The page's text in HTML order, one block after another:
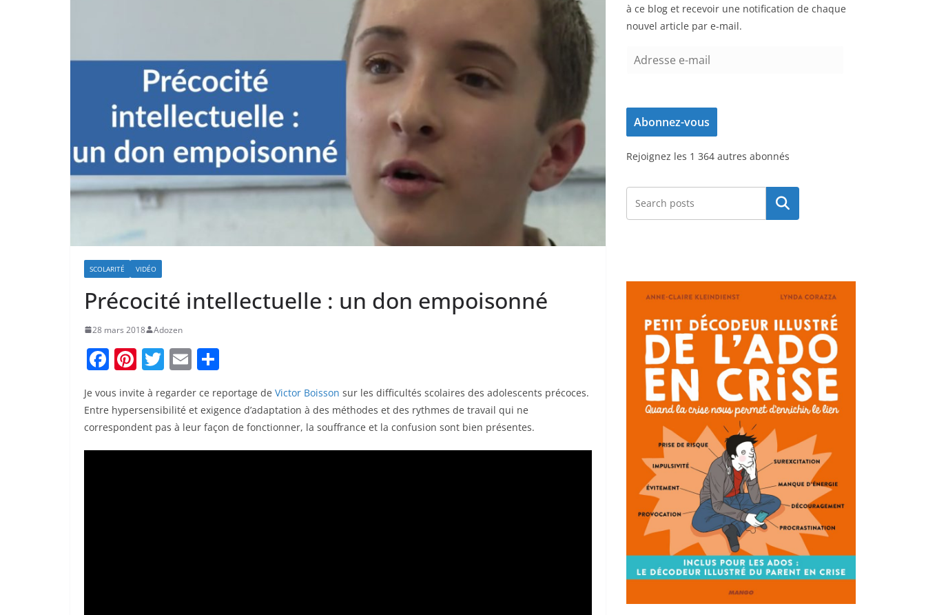
SCOLARITÉ VIDÉO
Précocité intellectuelle : un don empoisonné
28 mars 2018 Adozen
F
a
c
e
b
Pi
nt
er
e
st
T
itt
er
E
ai
l
ta
g
er
Je vous invite à regarder ce reportage de Victor Boisson sur les difficultés scolaires des adolescents précoces.
Entre hypersensibilité et exigence d’adaptation à des méthodes et des rythmes de travail qui ne
correspondent pas à leur façon de fonctionner, la souffrance et la confusion sont bien présentes.
à ce blog et recevoir une notification de chaque
nouvel article par e-mail.
e
s
e
-
Abonnez-vous
Rejoignez les 1 364 autres abonnés
Rechercher